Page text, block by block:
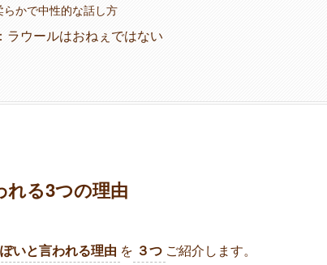
かで中性的な話し方
ラウールはおねぇではない
る3つの理由
いと言われる理由 を ３つ ご紹介します。